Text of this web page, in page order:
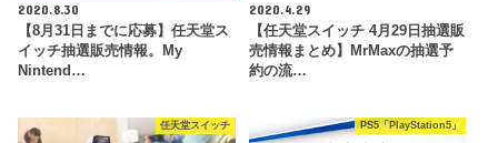
2020.8.30
【8月31日までに応募】任天堂ス
イッチ抽選販売情報。My
Nintend…
2020.4.29
【任天堂スイッチ 4月29日抽選販
売情報まとめ】MrMaxの抽選予
約の流…
任天堂スイッチ PS5「PlayStation5」